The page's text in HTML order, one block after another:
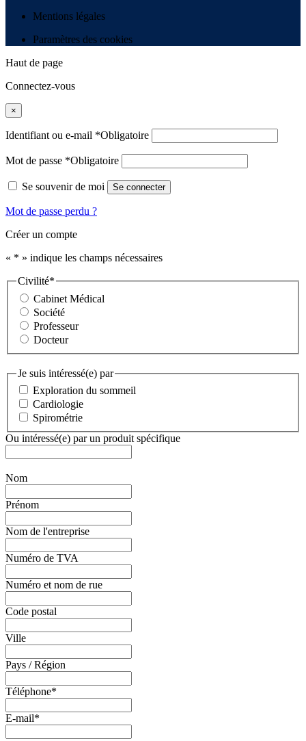
Mentions légales
Paramètres des cookies
Haut de page
Connectez-vous
×
Identifiant ou e-mail *Obligatoire
Mot de passe *Obligatoire
Se souvenir de moi Se connecter
Mot de passe perdu ?
Créer un compte
« * » indique les champs nécessaires
Civilité*
Cabinet Médical
Société
Professeur
Docteur
Je suis intéressé(e) par
Exploration du sommeil
Cardiologie
Spirométrie
Ou intéressé(e) par un produit spécifique
Nom
Prénom
Nom de l'entreprise
Numéro de TVA
Numéro et nom de rue
Code postal
Ville
Pays / Région
Téléphone*
E-mail*